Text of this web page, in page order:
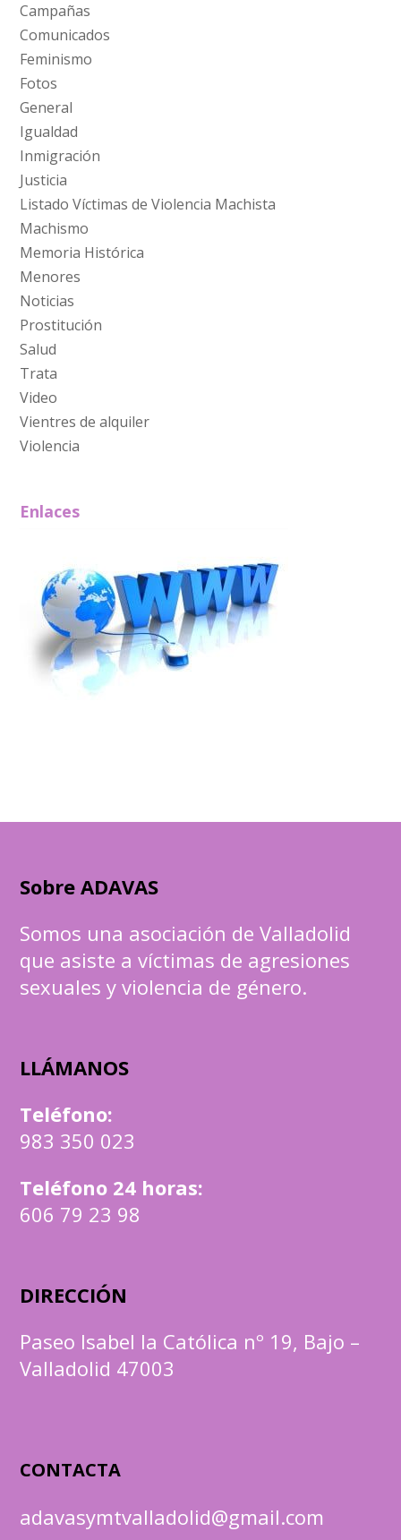
Campañas
Comunicados
Feminismo
Fotos
General
Igualdad
Inmigración
Justicia
Listado Víctimas de Violencia Machista
Machismo
Memoria Histórica
Menores
Noticias
Prostitución
Salud
Trata
Video
Vientres de alquiler
Violencia
Enlaces
Sobre ADAVAS
Somos una asociación de Valladolid
que asiste a víctimas de agresiones
sexuales y violencia de género.
LLÁMANOS
Teléfono:
983 350 023
Teléfono 24 horas:
606 79 23 98
DIRECCIÓN
Paseo Isabel la Católica nº 19, Bajo –
Valladolid 47003
CONTACTA
adavasymtvalladolid@gmail.com